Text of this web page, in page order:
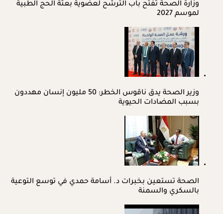
وزارة الصحة تفتح باب الترشح لعضوية بعثة الحج الطبية
لموسم 2027
وزير الصحة يدق ناقوس الخطر: 50 مليون إنسان مهددون
بسبب المضادات الحيوية
الصحة تستعين بخبرات د. أسامة حمدي في توسع التوعية
بالسكري والسمنة